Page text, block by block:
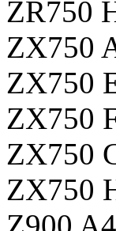
ZR750
ZX750
ZX750
ZX750
ZX750
ZX750